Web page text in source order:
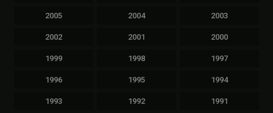
2005 2004 2003
2002 2001 2000
1999 1998 1997
1996 1995 1994
1993 1992 1991